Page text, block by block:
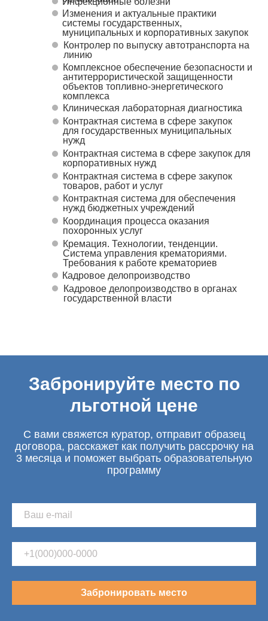
Изменения и актуальные практики
системы государственных,
муниципальных и корпоративных закупок
Контролер по выпуску автотранспорта на
линию
Клиническая лабораторная диагностика
Комплексное обеспечение безопасности и
антитеррористической защищенности
объектов топливно-энергетического
комплекса
Контрактная система в сфере закупок
товаров, работ и услуг
Контрактная система в сфере закупок
для государственных муниципальных
нужд
Контрактная система в сфере закупок для
корпоративных нужд
Контрактная система для обеспечения
нужд бюджетных учреждений
Координация процесса оказания
похоронных услуг
Кремация. Технологии, тенденции.
Система управления крематориями.
Требования к работе крематориев
Кадровое делопроизводство
Кадровое делопроизводство в органах
государственной власти
Забронируйте место по
льготной цене
С вами свяжется куратор, отправит образец
договора, расскажет как получить рассрочку на
3 месяца и поможет выбрать образовательную
программу
Забронировать место